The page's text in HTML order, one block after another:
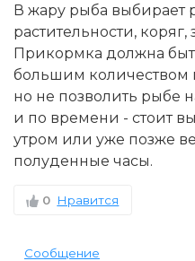
В жару рыба выбирает
растительности, коряг,
Прикормка должна
большим количеством
но не позволить рыбе
и по времени - стоит
утром или уже позже
полуденные часы.
0 Нравится
Сообщение